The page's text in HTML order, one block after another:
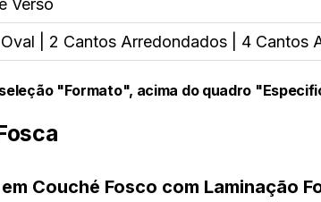
Verso
| 2 Cantos Arredondados | 4 Cantos
"Formato", acima do quadro
Couché Fosco com Laminação